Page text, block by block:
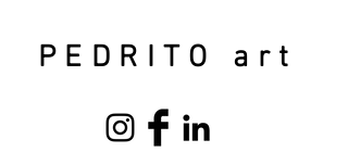
PEDRITO art